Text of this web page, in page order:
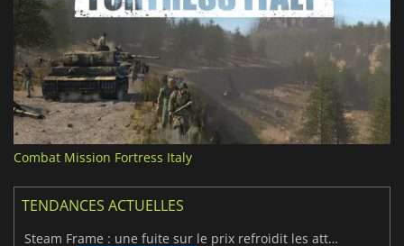
Combat Mission Fortress Italy
TENDANCES ACTUELLES
Steam Frame : une fuite sur le prix refroidit les attentes VR